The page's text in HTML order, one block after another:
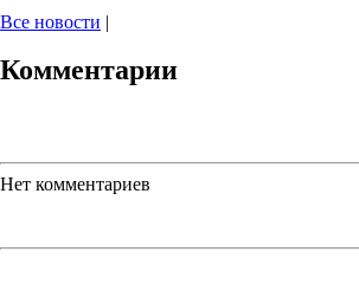
Все новости |
Комментарии
Нет комментариев